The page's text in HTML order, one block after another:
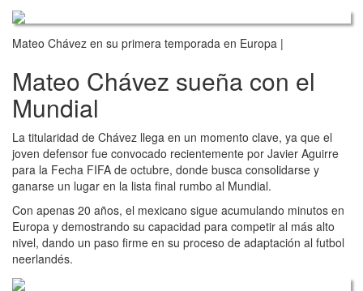
Mateo Chávez en su primera temporada en Europa |
Mateo Chávez sueña con el
Mundial
La titularidad de Chávez llega en un momento clave, ya que el
joven defensor fue convocado recientemente por Javier Aguirre
para la Fecha FIFA de octubre, donde busca consolidarse y
ganarse un lugar en la lista final rumbo al Mundial.
Con apenas 20 años, el mexicano sigue acumulando minutos en
Europa y demostrando su capacidad para competir al más alto
nivel, dando un paso firme en su proceso de adaptación al futbol
neerlandés.